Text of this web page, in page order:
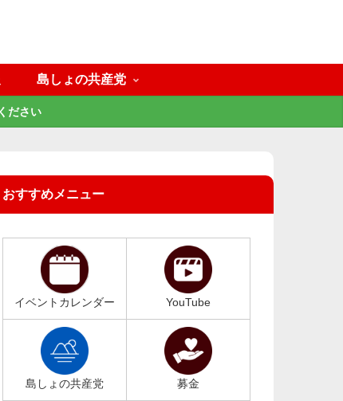
島しょの共産党
ださい
おすすめメニュー
イベントカレンダー YouTube
島しょの共産党 募金